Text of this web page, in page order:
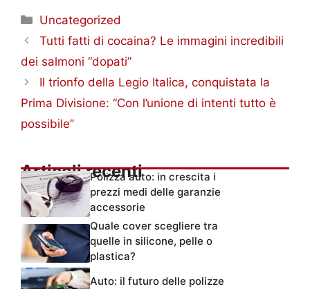
Categorie
Uncategorized
Tutti fatti di cocaina? Le immagini incredibili
dei salmoni “dopati”
Il trionfo della Legio Italica, conquistata la
Prima Divisione: “Con l’unione di intenti tutto è
possibile”
Articoli recentiPolizza auto: in crescita i
prezzi medi delle garanzie
accessorie
Quale cover scegliere tra
quelle in silicone, pelle o
plastica?
Auto: il futuro delle polizze